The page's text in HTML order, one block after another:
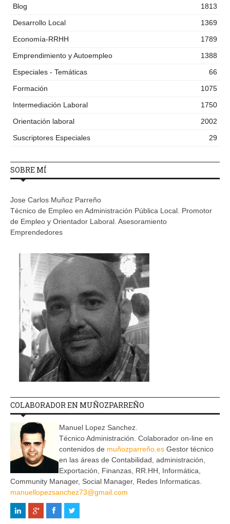
Blog
1813
Desarrollo Local
1369
Economía-RRHH
1789
Emprendimiento y Autoempleo
1388
Especiales - Temáticas
66
Formación
1075
Intermediación Laboral
1750
Orientación laboral
2002
Suscriptores Especiales
29
SOBRE MÍ
Jose Carlos Muñoz Parreño
Técnico de Empleo en Administración Pública Local. Promotor
de Empleo y Orientador Laboral. Asesoramiento
Emprendedores
COLABORADOR EN MUÑOZPARREÑO
Manuel Lopez Sanchez.
Técnico Administración. Colaborador on-line en
contenidos de muñozparreño.es Gestor técnico
en las áreas de Contabilidad, administración,
Exportación, Finanzas, RR.HH, Informática,
Community Manager, Social Manager, Redes Informaticas.
manuellopezsanchez73@gmail.com